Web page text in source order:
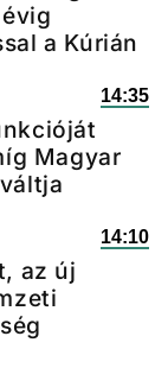
a Kúrián
14:35
Magyar
14:10
az új